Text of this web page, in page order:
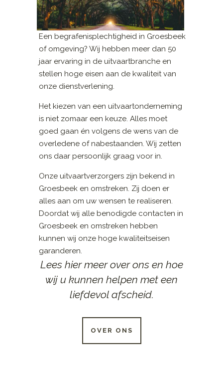
Een begrafenisplechtigheid in Groesbeek
of omgeving? Wij hebben meer dan 50
jaar ervaring in de uitvaartbranche en
stellen hoge eisen aan de kwaliteit van
onze dienstverlening.
Het kiezen van een uitvaartonderneming
is niet zomaar een keuze. Alles moet
goed gaan én volgens de wens van de
overledene of nabestaanden. Wij zetten
ons daar persoonlijk graag voor in.
Onze uitvaartverzorgers zijn bekend in
Groesbeek en omstreken. Zij doen er
alles aan om uw wensen te realiseren.
Doordat wij alle benodigde contacten in
Groesbeek en omstreken hebben
kunnen wij onze hoge kwaliteitseisen
garanderen.
Lees hier meer over ons en hoe
wij u kunnen helpen met een
liefdevol afscheid.
OVER ONS